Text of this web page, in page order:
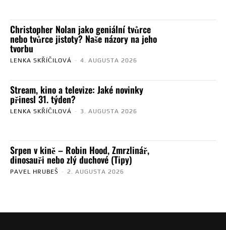
Christopher Nolan jako geniální tvůrce
nebo tvůrce jistoty? Naše názory na jeho
tvorbu
LENKA SKŘÍČILOVÁ - 4. AUGUSTA 2026
Stream, kino a televize: Jaké novinky
přinesl 31. týden?
LENKA SKŘÍČILOVÁ - 3. AUGUSTA 2026
Srpen v kině – Robin Hood, Zmrzlinář,
dinosauři nebo zlý duchové (Tipy)
PAVEL HRUBEŠ - 2. AUGUSTA 2026